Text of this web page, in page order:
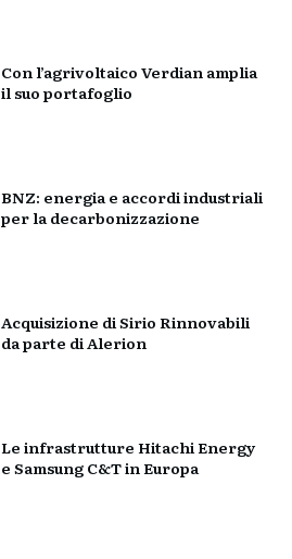
Con l’agrivoltaico Verdian amplia
il suo portafoglio
BNZ: energia e accordi industriali
per la decarbonizzazione
Acquisizione di Sirio Rinnovabili
da parte di Alerion
Le infrastrutture Hitachi Energy
e Samsung C&T in Europa